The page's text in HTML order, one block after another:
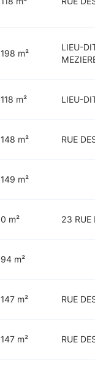
198 m²
LIEU-
118 m² LIEU-
148 m² RUE
149 m²
0 m² 23 RUE
94 m²
147 m² RUE
147 m² RUE